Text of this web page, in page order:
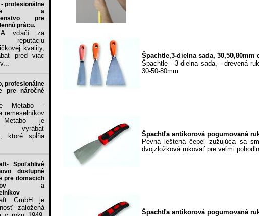
- profesionálne
a
pre
prácu.
vďačí za
reputáciu
kvality,
pred viac
profesionálne
pre náročné
Metabo -
remeselníkov
je
vyrábať
ktoré spĺňa
Spoľahlivé
dostupné
pre domacich
a
GmbH je
založená
Špachtle,3-dielna sada, 30,50,80mm
Špachtle - 3-dielna sada, - drevená
30-50-80mm
Špachtľa antikorová pogumovaná
Pevná leštená čepeľ zužujúca sa
dvojzložková rukoväť pre veľmi
Špachtľa antikorová pogumovaná